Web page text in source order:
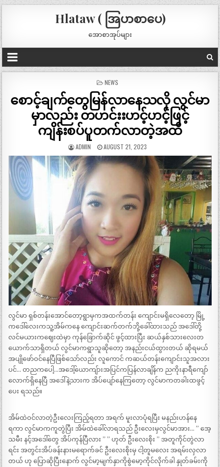
Hlataw ( အြပာစာပေ)
အောစာအုပ်များ
POSTED
IN
NEWS
စောင့်ချက်တွေမြန်လာနေသလို လွင်မာ
မှာလည်း တဟင်းးဟင့်ဟင့်ဖြင့်
ကျိန်းစပ်ပူတက်လာတဲ့အထိ
ADMIN AUGUST 21, 2023
လွင်မာ ရှစ်တန်းအောင်တော့ရွာမှကအထက်တန်း ကျောင်းမရှိလေတော့ မြို့
ကဒေါ်လေးကသူ့အိမ်ကနေ ကျောင်းဆက်တက်ဘို့ခေါ်ထားသည် အဒေါ်တို့
လင်မယားကဈေးထဲမှာ ကုန်ခြောက်ဆိုင် ဖွင့်ထားပြီး ဆယ်နှစ်သားလေးတ
ယောက်သာရှိတယ် လွင်မာကရွာသူဆိုတော့ အနည်းငယ်ထွားတယ် ဆိုရမယ်
အပျိုဖော်ဝင်နေပြီဖြစ်သော်လည်း လူကောင် ကဆယ်တန်းကျောင်းသူအလား
ပင်… တညကပေါ့…အဒေါ့်ယောကျ်ားအပြင်ကပြန်လာချိန်က ညကိုးနာရီကျော်
လောက်ရှိနေပြီ အဒေါ်နဲ့သားက အိပ်ပျော်နေကြတော့ လွင်မာကတခါးထဖွင့်
ပေး ရသည်။
အိမ်ထဲဝင်လာတဲ့ဦးလေးကြည့်ရတာ အရက် မူးလာပုံရပြီး မနည်းဟန်နေ
ရကာ လွင်မာကကူတွဲပြီး အိမ်ထဲခေါ်လာရသည် ဦးလေးမှလွင်မာအား… ” အေ့
သမီး နင့်အဒေါ်တွေ အိပ်ကုန်ပြီလား ” ” ဟုတ် ဦးလေးစိုး ” အတူကိုင်တွဲလာ
ရင်း အတွင်းအိပ်ခန်းနားမရောက်ခင် ဦးလေးစိုးမှ ငါ့တူမလေး အရမ်းလှလာ
တယ် ဟု ပြောဆိုပြီးနောက် လွင်မာ့မျက်နှာကိုစွဲမော့ကိုင်လိုက်ခါ နှုတ်ခမ်းကို